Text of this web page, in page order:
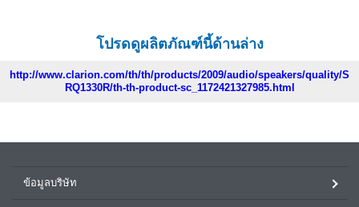
โปรดดูผลิตภัณฑ์นี้ด้านล่าง
http://www.clarion.com/th/th/products/2009/audio/speakers/quality/S
RQ1330R/th-th-product-sc_1172421327985.html
ข้อมูลบริษัท